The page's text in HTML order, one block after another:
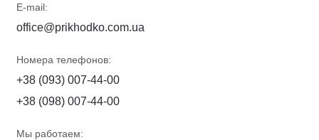
E-mail:
office@prikhodko.com.ua
Номера телефонов:
+38 (093) 007-44-00
+38 (098) 007-44-00
Мы работаем: